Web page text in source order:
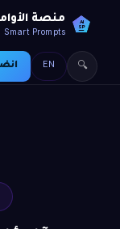
AI
SP
منصة
Smart Prompts
🔍
EN